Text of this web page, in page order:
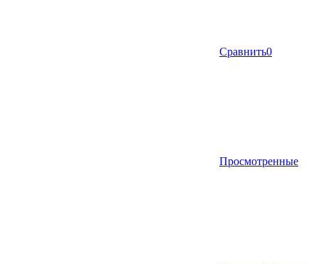
Сравнить0
Просмотренные